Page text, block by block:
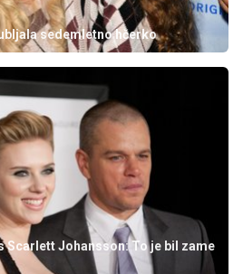
sedemletno hčerko
Scarlett Johansson: To je bil zame